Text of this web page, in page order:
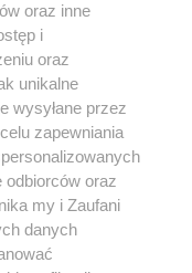
Youtube
oraz inne
i
oraz
unikalne
wysyłane przez
zapewniania
odbiorców oraz
my i Zaufani
danych